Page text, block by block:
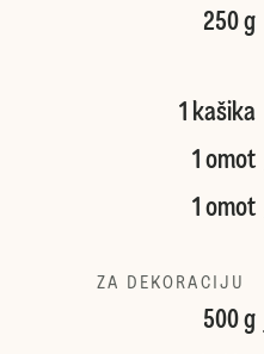
250 g
1 kašika
1 omot
1 omot
ZA DEKORACIJU
500 g